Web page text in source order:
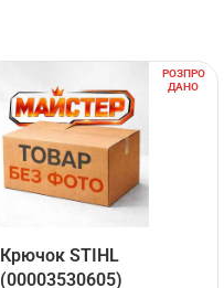
РОЗПРО
ДАНО
Крючок STIHL
(00003530605)